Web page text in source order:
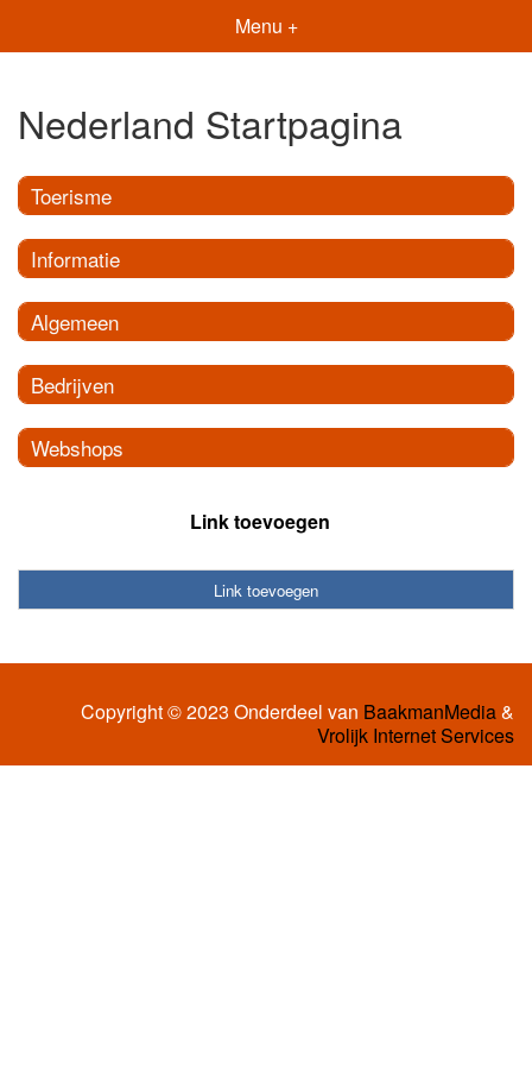
Menu +
Nederland Startpagina
Toerisme
Informatie
Algemeen
Bedrijven
Webshops
Link toevoegen
Link toevoegen
Copyright © 2023 Onderdeel van BaakmanMedia&
Vrolijk Internet Services